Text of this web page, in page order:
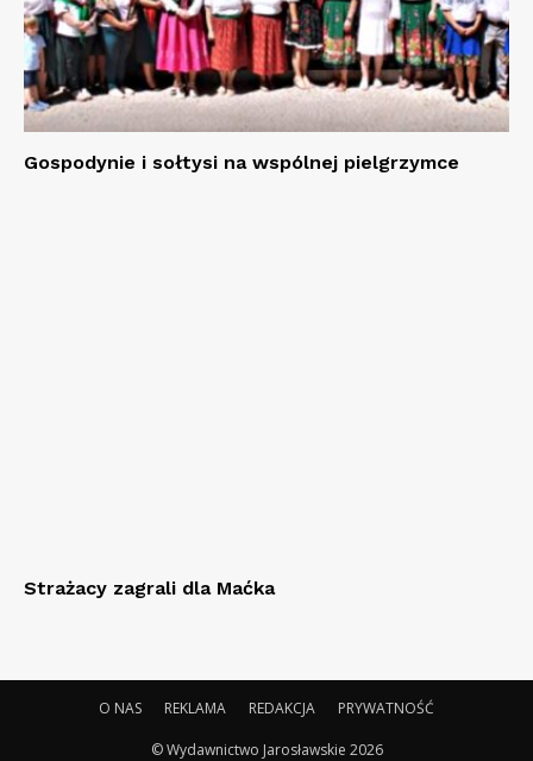
Gospodynie i sołtysi na wspólnej pielgrzymce
Strażacy zagrali dla Maćka
O NAS REKLAMA REDAKCJA PRYWATNOŚĆ
© Wydawnictwo Jarosławskie 2026